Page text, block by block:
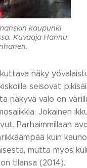
kaupunki
Kuvaaja Hannu
näky
seisovat
näkyvä valo on
Jokainen
Parhaimmillaan
kuin
mutta myös
tilansa (2014).